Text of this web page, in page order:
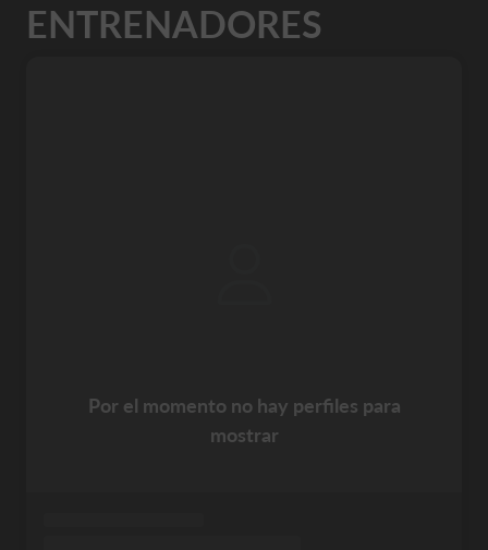
ENTRENADORES
Por el momento no hay perfiles para
mostrar